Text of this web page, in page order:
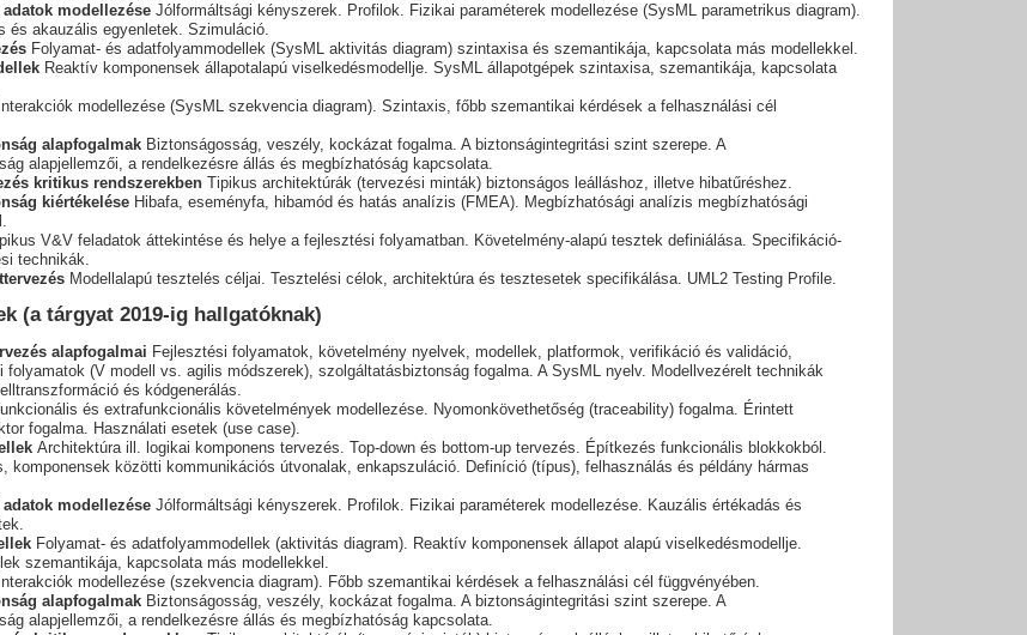
modellezéseJólformáltsági kényszerek. Profilok. Fizikai paraméterek modellezése (SysML parametrikus diagram).
és akauzális egyenletek. Szimuláció.
Folyamat- és adatfolyammodellek (SysML aktivitás diagram) szintaxisa és szemantikája, kapcsolata más modellekkel.
Reaktív komponensek állapotalapú viselkedésmodellje. SysML állapotgépek szintaxisa, szemantikája, kapcsolata
modellezése (SysML szekvencia diagram). Szintaxis, főbb szemantikai kérdések a felhasználási cél
alapfogalmakBiztonságosság, veszély, kockázat fogalma. A biztonságintegritási szint szerepe. A
alapjellemzői, a rendelkezésre állás és megbízhatóság kapcsolata.
kritikus rendszerekbenTipikus architektúrák (tervezési minták) biztonságos leálláshoz, illetve hibatűréshez.
kiértékeléseHibafa, eseményfa, hibamód és hatás analízis (FMEA). Megbízhatósági analízis megbízhatósági
V&V feladatok áttekintése és helye a fejlesztési folyamatban. Követelmény-alapú tesztek definiálása. Specifikáció-
technikák.
Modellalapú tesztelés céljai. Tesztelési célok, architektúra és tesztesetek specifikálása. UML2 Testing Profile.
(a tárgyat 2019-ig hallgatóknak)
alapfogalmai Fejlesztési folyamatok, követelmény nyelvek, modellek, platformok, verifikáció és validáció,
folyamatok (V modell vs. agilis módszerek), szolgáltatásbiztonság fogalma. A SysML nyelv. Modellvezérelt technikák
és kódgenerálás.
és extrafunkcionális követelmények modellezése. Nyomonkövethetőség (traceability) fogalma. Érintett
fogalma. Használati esetek (use case).
Architektúra ill. logikai komponens tervezés. Top-down és bottom-up tervezés. Építkezés funkcionális blokkokból.
komponensek közötti kommunikációs útvonalak, enkapszuláció. Definíció (típus), felhasználás és példány hármas
modellezése Jólformáltsági kényszerek. Profilok. Fizikai paraméterek modellezése. Kauzális értékadás és
Folyamat- és adatfolyammodellek (aktivitás diagram). Reaktív komponensek állapot alapú viselkedésmodellje.
szemantikája, kapcsolata más modellekkel.
Interakciók modellezése (szekvencia diagram). Főbb szemantikai kérdések a felhasználási cél függvényében.
alapfogalmak Biztonságosság, veszély, kockázat fogalma. A biztonságintegritási szint szerepe. A
alapjellemzői, a rendelkezésre állás és megbízhatóság kapcsolata.